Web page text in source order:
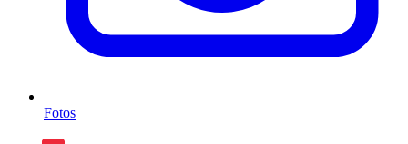
Fotos